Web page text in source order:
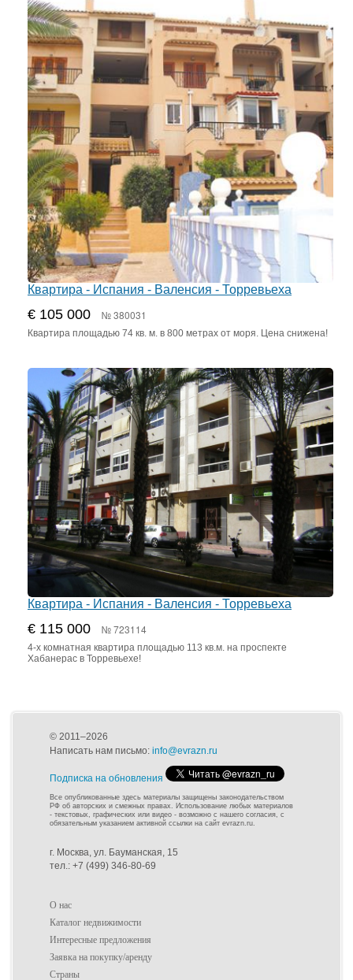
Квартира - Испания - Валенсия - Торревьеха
€ 105 000 № 380031
Квартира площадью 74 кв. м. в 800 метрах от моря. Цена снижена!
Квартира - Испания - Валенсия - Торревьеха
€ 115 000 № 723114
4-х комнатная квартира площадью 113 кв.м. на проспекте
Хабанерас в Торревьехе!
© 2011–2026
Написать нам письмо: info@evrazn.ru
Подписка на обновления
Все опубликованные здесь материалы защищены законодательством
РФ об авторских и смежных правах. Использование любых материалов
- текстовых, графических или видео - возможно с нашего согласия, с
обязательным указанием активной ссылки на сайт evrazn.ru.
г. Москва, ул. Бауманская, 15
тел.: +7 (499) 346-80-69
О нас
Каталог недвижимости
Интересные предложения
Заявка на покупку/аренду
Страны